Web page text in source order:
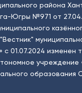
района
Югры №971 от
с 01.07.2024 изменен
учреждение
образования